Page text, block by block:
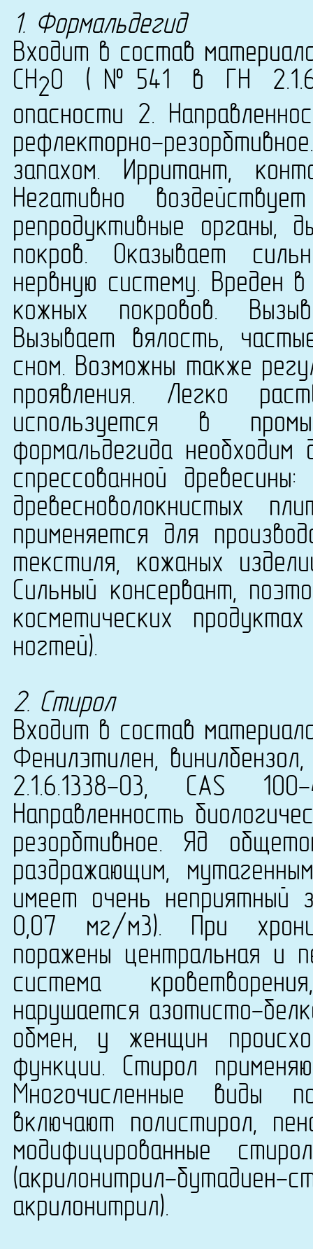
1. Формальдегид
Входит в состав
CH2O (№541 в ГН
опасности 2.
рефлекторно-
запахом. Ирритант,
Негативно
репродуктивные органы,
покров. Оказывает
нервную систему. Вреден
кожных покровов.
Вызывает вялость,
сном. Возможны также
проявления. Легко
используется в
формальдегида
спрессованной
применяется для
текстиля, кожаных
Сильный консервант,
косметических
ногтей).
2. Стирол
Входит в состав
Фенилэтилен,
2.1.6.1338-03, CAS
Направленность
резорбтивное. Яд
раздражающим,
имеет очень неприятный
0,07 мг/м3). При
поражены центральная и
система
нарушается азотисто-
обмен, у женщин
функции. Стирол
Многочисленные виды
включают полистирол,
модифицированные
(акрилонитрил-
акрилонитрил).